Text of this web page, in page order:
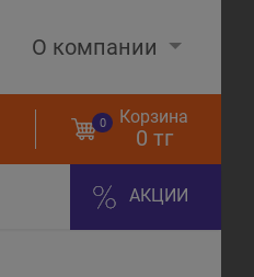
О компании
0 Корзина
0 тг
АКЦИИ